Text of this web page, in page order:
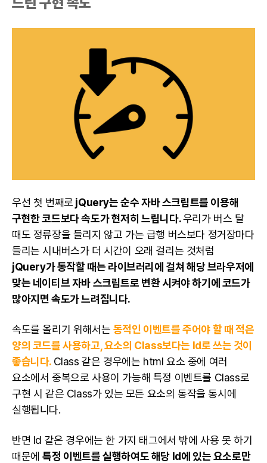
우선 첫 번째로 jQuery는 순수 자바 스크립트를 이용해
구현한 코드보다 속도가 현저히 느립니다.우리가 버스 탈
때도 정류장을 들리지 않고 가는 급행 버스보다 정거장마다
들리는 시내버스가 더 시간이 오래 걸리는 것처럼
jQuery가 동작할 때는 라이브러리에 걸쳐 해당 브라우저에
맞는 네이티브 자바 스크립트로 변환 시켜야 하기에 코드가
많아지면 속도가 느려집니다.
속도를 올리기 위해서는 동적인 이벤트를 주어야 할 때 적은
양의 코드를 사용하고, 요소의 Class보다는 Id로 쓰는 것이
좋습니다. Class 같은 경우에는 html 요소 중에 여러
요소에서 중복으로 사용이 가능해 특정 이벤트를 Class로
구현 시 같은 Class가 있는 모든 요소의 동작을 동시에
실행됩니다.
반면 Id 같은 경우에는 한 가지 태그에서 밖에 사용 못 하기
때문에특정 이벤트를 실행하여도 해당 Id에 있는 요소로만